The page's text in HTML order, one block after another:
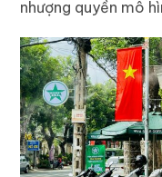
nhượng quyền mô